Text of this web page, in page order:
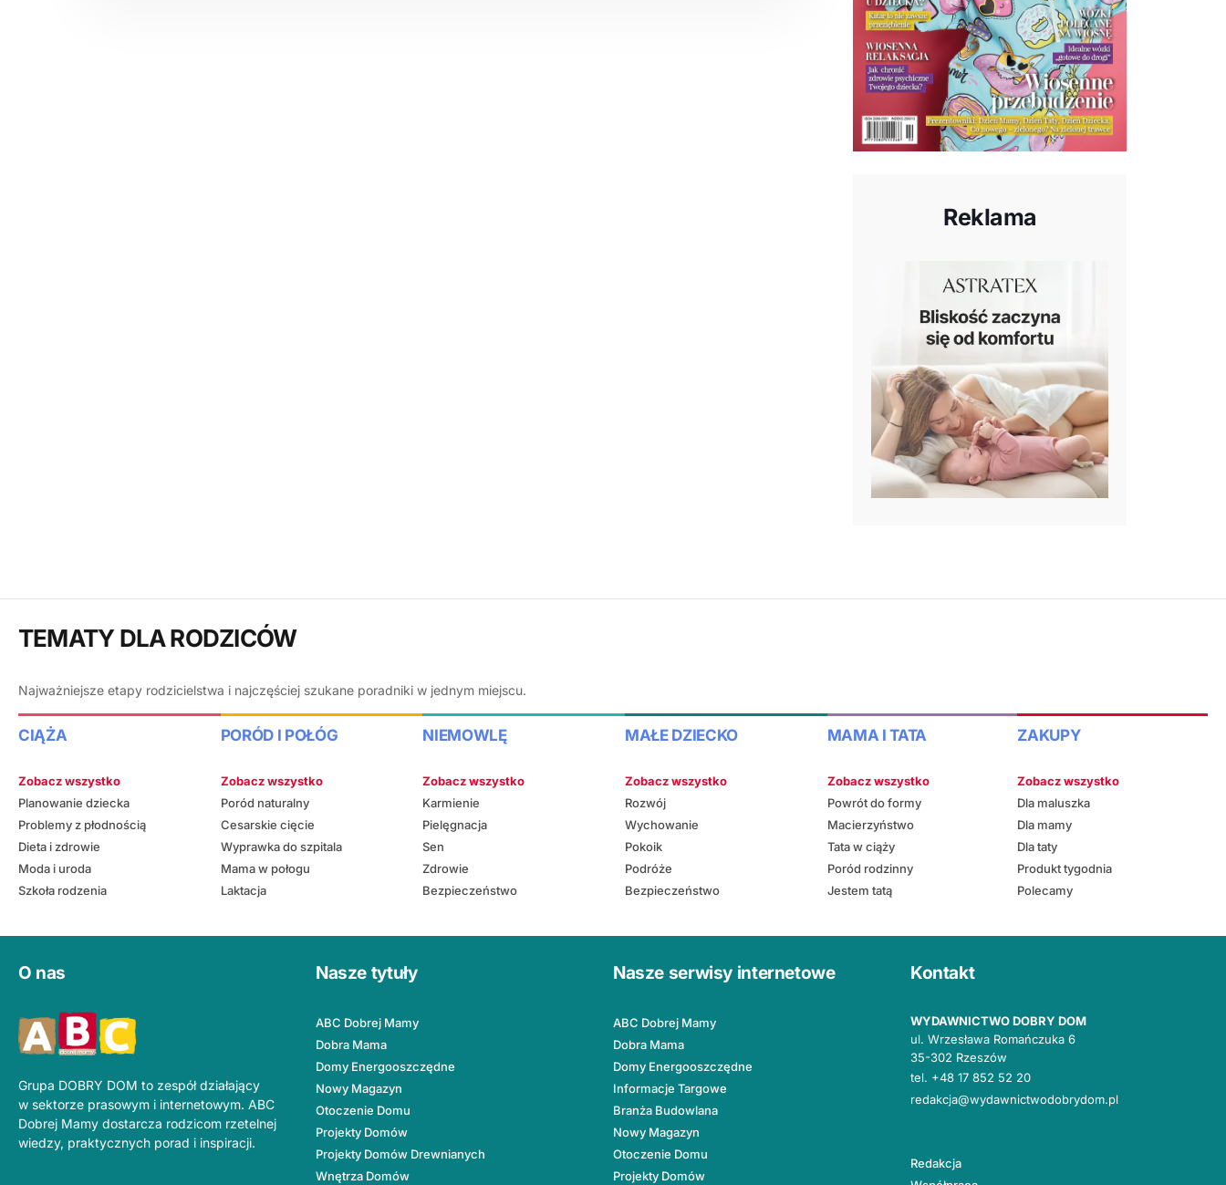
Reklama
TEMATY DLA RODZICÓW
Najważniejsze etapy rodzicielstwa i najczęściej szukane poradniki w jednym miejscu.
CIĄŻA
Zobacz wszystko
Planowanie dziecka
Problemy z płodnością
Dieta i zdrowie
Moda i uroda
Szkoła rodzenia
PORÓD I POŁÓG
Zobacz wszystko
Poród naturalny
Cesarskie cięcie
Wyprawka do szpitala
Mama w połogu
Laktacja
NIEMOWLĘ
Zobacz wszystko
Karmienie
Pielęgnacja
Sen
Zdrowie
Bezpieczeństwo
MAŁE DZIECKO
Zobacz wszystko
Rozwój
Wychowanie
Pokoik
Podróże
Bezpieczeństwo
MAMA I TATA
Zobacz wszystko
Powrót do formy
Macierzyństwo
Tata w ciąży
Poród rodzinny
Jestem tatą
ZAKUPY
Zobacz wszystko
Dla maluszka
Dla mamy
Dla taty
Produkt tygodnia
Polecamy
O nas
Grupa DOBRY DOM to zespół działający
w sektorze prasowym i internetowym. ABC
Dobrej Mamy dostarcza rodzicom rzetelnej
wiedzy, praktycznych porad i inspiracji.
Nasze tytuły
ABC Dobrej Mamy
Dobra Mama
Domy Energooszczędne
Nowy Magazyn
Otoczenie Domu
Projekty Domów
Projekty Domów Drewnianych
Wnętrza Domów
Nasze serwisy internetowe
ABC Dobrej Mamy
Dobra Mama
Domy Energooszczędne
Informacje Targowe
Branża Budowlana
Nowy Magazyn
Otoczenie Domu
Projekty Domów
Kontakt
WYDAWNICTWO DOBRY DOM
ul. Wrzesława Romańczuka 6
35-302 Rzeszów
tel. +48 17 852 52 20
redakcja@wydawnictwodobrydom.pl
Redakcja